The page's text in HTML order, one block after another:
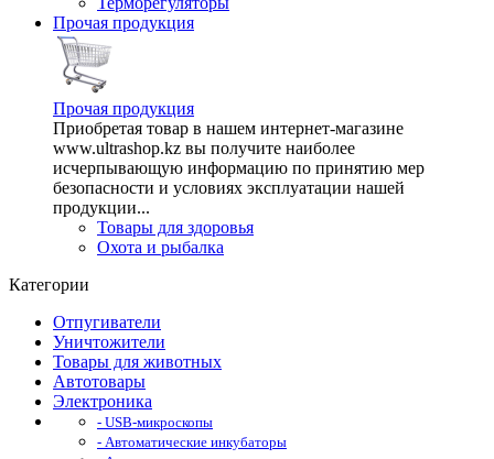
Прочая продукция
Прочая продукция
Приобретая товар в нашем интернет-магазине
www.ultrashop.kz вы получите наиболее
исчерпывающую информацию по принятию мер
безопасности и условиях эксплуатации нашей
продукции...
Товары для здоровья
Охота и рыбалка
Категории
Отпугиватели
Уничтожители
Товары для животных
Автотовары
Электроника
- USB-микроскопы
- Автоматические инкубаторы